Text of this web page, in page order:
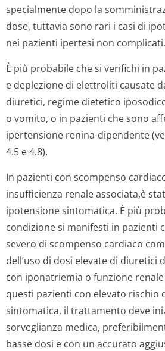
specialmente dopo la
dose, tuttavia sono rari i casi di
nei pazienti ipertesi non complicati.
È più probabile che si verifichi in
e deplezione di elettroliti causate
diuretici, regime dietetico
o vomito, o in pazienti che sono
ipertensione renina-dipendente
4.5 e 4.8).
In pazienti con scompenso
insufficienza renale associata,è
ipotensione sintomatica. È più
condizione si manifesti in pazienti
severo di scompenso cardiaco
dell’uso di dosi elevate di diuretici
con iponatriemia o funzione
questi pazienti con elevato rischio
sintomatica, il trattamento deve
sorveglianza medica,
basse dosi e con un accurato